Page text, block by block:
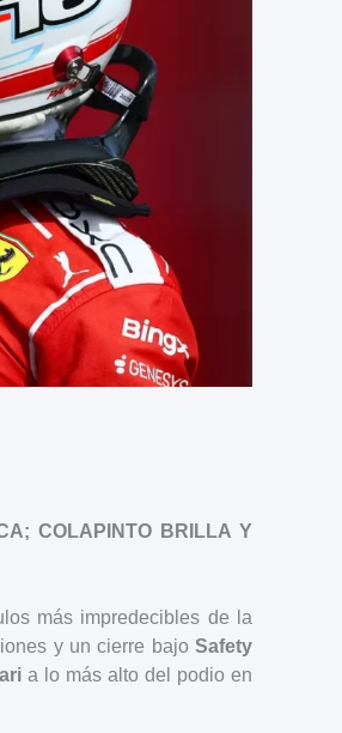
COLAPINTO BRILLA Y
más impredecibles de la
y un cierre bajoSafety
a lo más alto del podio en